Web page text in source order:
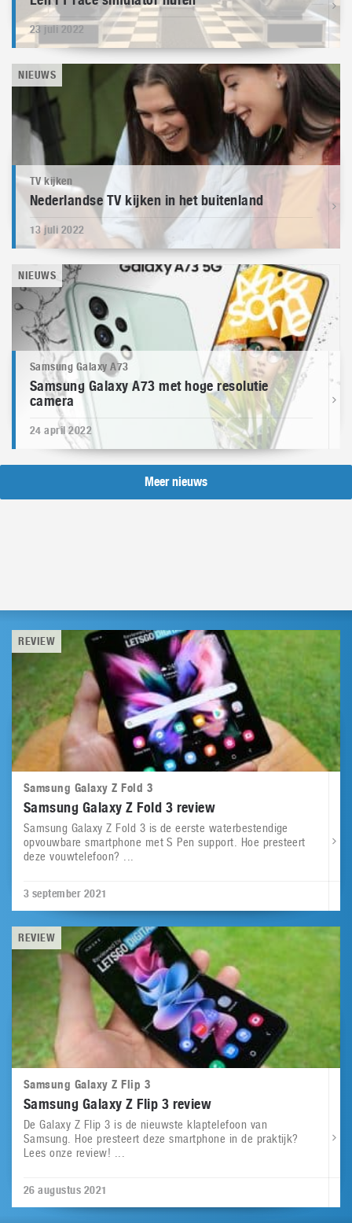
23 juli 2022
NIEUWS
TV kijken
Nederlandse TV kijken in het buitenland
13 juli 2022
NIEUWS
Samsung Galaxy A73
Samsung Galaxy A73 met hoge resolutie
camera
24 april 2022
Meer nieuws
REVIEW
Samsung Galaxy Z Fold 3
Samsung Galaxy Z Fold 3 review
Samsung Galaxy Z Fold 3 is de eerste waterbestendige
opvouwbare smartphone met S Pen support. Hoe presteert
deze vouwtelefoon? ...
3 september 2021
REVIEW
Samsung Galaxy Z Flip 3
Samsung Galaxy Z Flip 3 review
De Galaxy Z Flip 3 is de nieuwste klaptelefoon van
Samsung. Hoe presteert deze smartphone in de praktijk?
Lees onze review! ...
26 augustus 2021